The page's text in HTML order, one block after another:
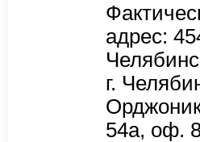
адрес:
г.
54а, оф.